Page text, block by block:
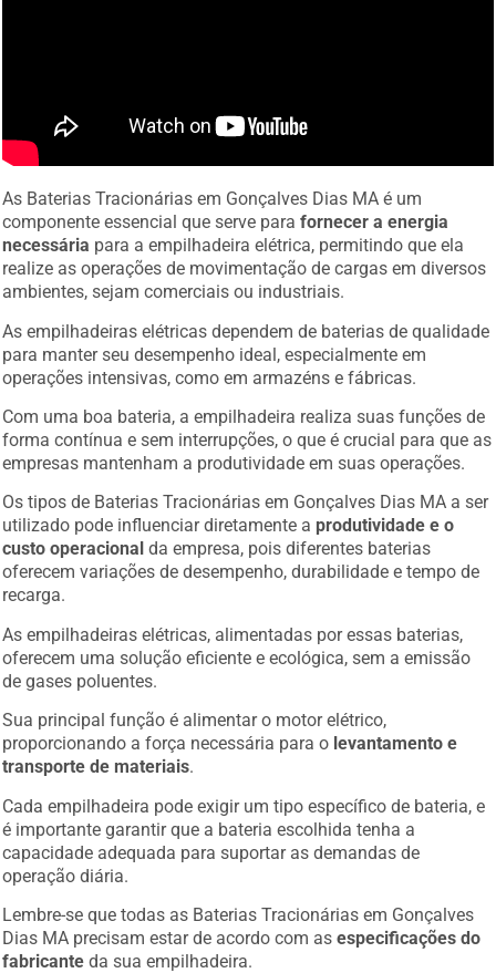
As Baterias Tracionárias em Gonçalves Dias MA é um
componente essencial que serve parafornecer a energia
necessária para a empilhadeira elétrica, permitindo que ela
realize as operações de movimentação de cargas em diversos
ambientes, sejam comerciais ou industriais.
As empilhadeiras elétricas dependem de baterias de qualidade
para manter seu desempenho ideal, especialmente em
operações intensivas, como em armazéns e fábricas.
Com uma boa bateria, a empilhadeira realiza suas funções de
forma contínua e sem interrupções, o que é crucial para que as
empresas mantenham a produtividade em suas operações.
Os tipos de Baterias Tracionárias em Gonçalves Dias MA a ser
utilizado pode influenciar diretamente a produtividade e o
custo operacional da empresa, pois diferentes baterias
oferecem variações de desempenho, durabilidade e tempo de
recarga.
As empilhadeiras elétricas, alimentadas por essas baterias,
oferecem uma solução eficiente e ecológica, sem a emissão
de gases poluentes.
Sua principal função é alimentar o motor elétrico,
proporcionando a força necessária para o levantamento e
transporte de materiais.
Cada empilhadeira pode exigir um tipo específico de bateria, e
é importante garantir que a bateria escolhida tenha a
capacidade adequada para suportar as demandas de
operação diária.
Lembre-se que todas as Baterias Tracionárias em Gonçalves
Dias MA precisam estar de acordo com as especificações do
fabricante da sua empilhadeira.